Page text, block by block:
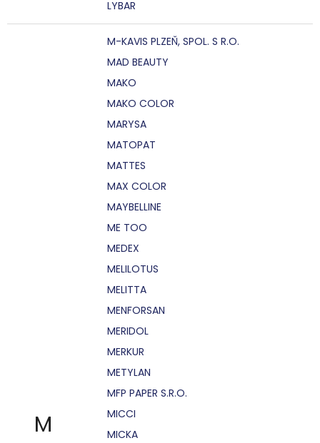
LYBAR
M
M-KAVIS PLZEŇ, SPOL. S R.O.
MAD BEAUTY
MAKO
MAKO COLOR
MARYSA
MATOPAT
MATTES
MAX COLOR
MAYBELLINE
ME TOO
MEDEX
MELILOTUS
MELITTA
MENFORSAN
MERIDOL
MERKUR
METYLAN
MFP PAPER S.R.O.
MICCI
MICKA